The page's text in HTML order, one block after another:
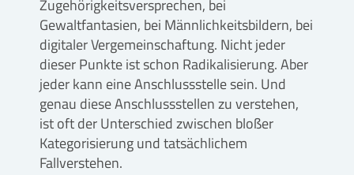
Zugehörigkeitsversprechen, bei
Gewaltfantasien, bei Männlichkeitsbildern, bei
digitaler Vergemeinschaftung. Nicht jeder
dieser Punkte ist schon Radikalisierung. Aber
jeder kann eine Anschlussstelle sein. Und
genau diese Anschlussstellen zu verstehen,
ist oft der Unterschied zwischen bloßer
Kategorisierung und tatsächlichem
Fallverstehen.